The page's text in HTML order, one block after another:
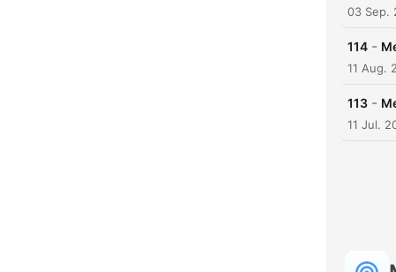
03 Sep.
114 -
11 Aug.
113 -
11 Jul.